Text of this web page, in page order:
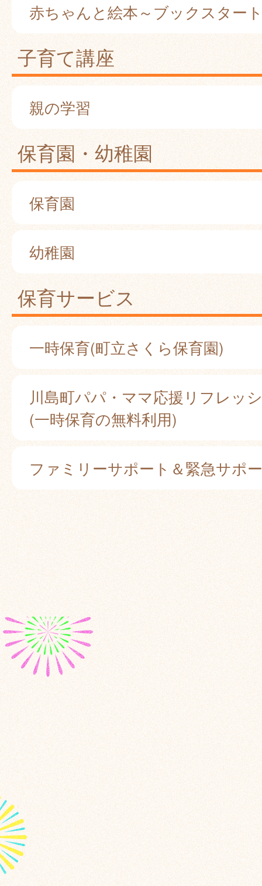
赤ちゃんと絵本～ブックスター
子育て講座
親の学習
保育園・幼稚園
保育園
幼稚園
保育サービス
一時保育(町立さくら保育園)
川島町パパ・ママ応援リフレッ
(一時保育の無料利用)
ファミリーサポート＆緊急サポ